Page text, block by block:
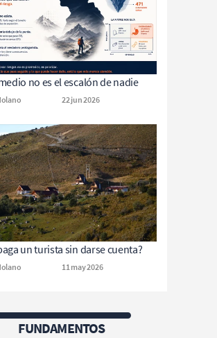
no es el escalón de nadie
22 jun 2026
un turista sin darse cuenta?
11 may 2026
FUNDAMENTOS